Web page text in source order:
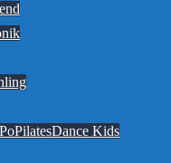
PilatesDance Kids